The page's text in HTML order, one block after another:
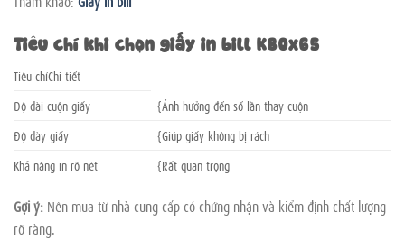
Tiêu chí khi chọn giấy in bill K80x65
Tiêu chíChi tiết
Độ dài cuộn giấy
{Ảnh hưởng đến số lần thay cuộn
Độ dày giấy
{Giúp giấy không bị rách
Khả năng in rõ nét
{Rất quan trọng
Gợi ý: Nên mua từ nhà cung cấp có chứng nhận và kiểm định chất lượng
rõ ràng.